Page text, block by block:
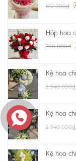
812.000₫
Hộp hoa
790.000₫
Kệ hoa
3.540.000₫
Kệ hoa
2.540.000₫
Kệ hoa